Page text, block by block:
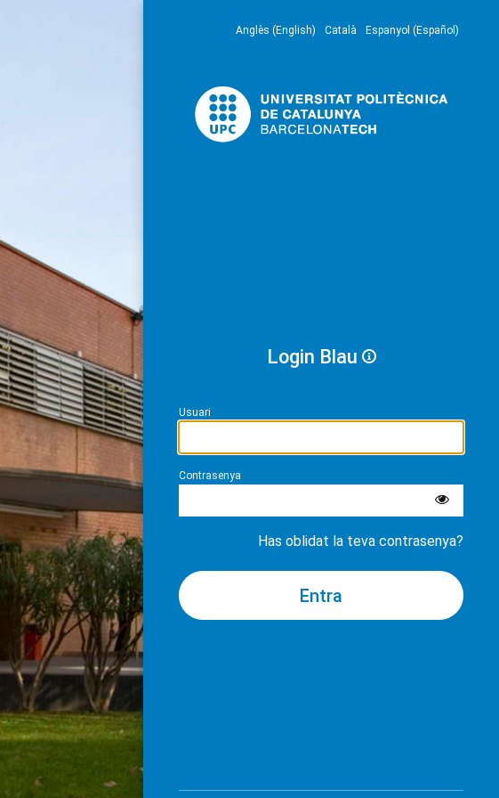
Anglès (English) Català Espanyol (Español)
Login Blau
Usuari
Contrasenya
Has oblidat la teva contrasenya?